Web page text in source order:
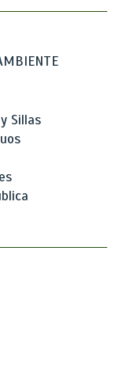
Sillas